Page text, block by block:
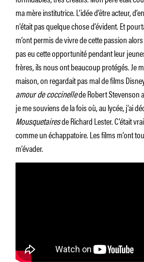
ma mère institutrice. L’idée d’être acteur,
n’était pas quelque chose d’évident. Et
m’ont permis de vivre de cette passion alors
pas eu cette opportunité pendant leur
frères, ils nous ont beaucoup protégés. Je
maison, on regardait pas mal de films
amour de coccinellede Robert Stevenson
je me souviens de la fois où, au lycée, j’ai
Mousquetairesde Richard Lester. C’était
comme un échappatoire. Les films m’ont
m’évader.